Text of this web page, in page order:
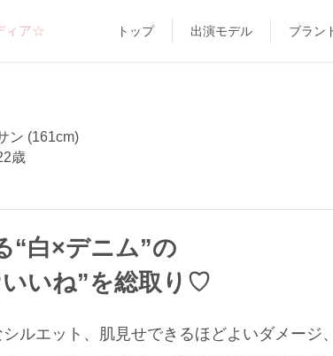
ィア☆ トップ 出演モデル ブラン
ン (161cm)
歳
“白×デニム”の
いね”を総取り♡
ルエット、肌見せできるほどよいダメージ